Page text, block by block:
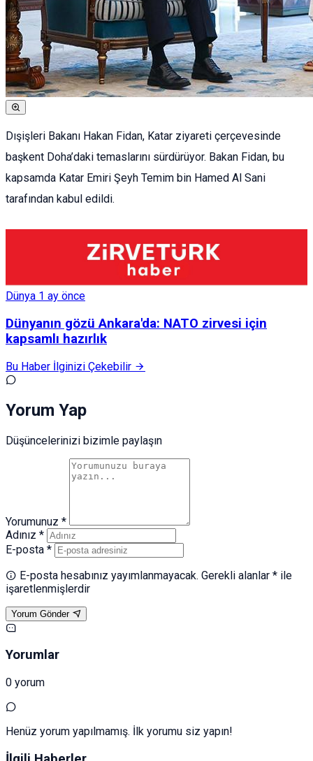
Dışişleri Bakanı Hakan Fidan, Katar ziyareti çerçevesinde
başkent Doha’daki temaslarını sürdürüyor. Bakan Fidan, bu
kapsamda Katar Emiri Şeyh Temim bin Hamed Al Sani
tarafından kabul edildi.
Dünya 1 ay önce
Dünyanın gözü Ankara'da: NATO zirvesi için
kapsamlı hazırlık
Bu Haber İlginizi Çekebilir
Yorum Yap
Düşüncelerinizi bizimle paylaşın
Yorumunuz *
Adınız *
E-posta *
E-posta hesabınız yayımlanmayacak. Gerekli alanlar * ile
işaretlenmişlerdir
Yorum Gönder
Yorumlar
0 yorum
Henüz yorum yapılmamış. İlk yorumu siz yapın!